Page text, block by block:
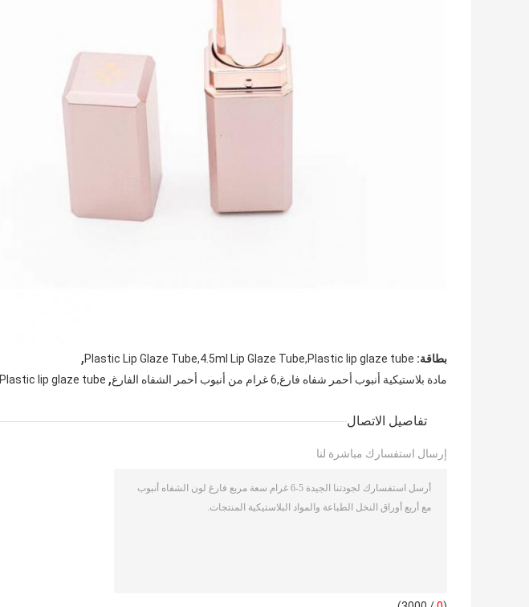
بطاقة: Plastic Lip Glaze Tube,4.5ml Lip Glaze Tube,Plastic lip glaze tube
,
مادة بلاستيكية أنبوب أحمر شفاه فارغ,6 غرام من أنبوب أحمر الشفاه الفارغ ,
Plastic lip glaze tube
تفاصيل الاتصال
إرسال استفسارك مباشرة لنا